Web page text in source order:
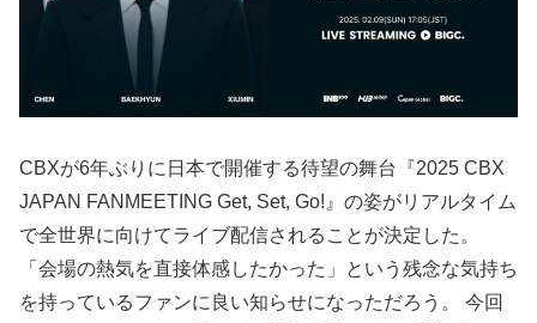
CBXが6年ぶりに日本で開催する待望の舞台『2025 CBX
JAPAN FANMEETING Get, Set, Go!』の姿がリアルタイム
で全世界に向けてライブ配信されることが決定した。
「会場の熱気を直接体感したかった」という残念な気持ち
を持っているファンに良い知らせになっただろう。 今回